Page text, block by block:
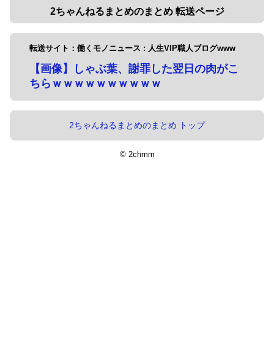
2ちゃんねるまとめのまとめ 転送ページ
転送サイト：働くモノニュース : 人生VIP職人ブログwww
【画像】しゃぶ葉、謝罪した翌日の肉がこ
ちらｗｗｗｗｗｗｗｗｗｗ
2ちゃんねるまとめのまとめ トップ
© 2chmm